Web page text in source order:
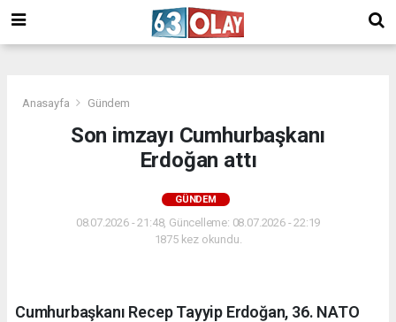
Anasayfa Gündem
Son imzayı Cumhurbaşkanı
Erdoğan attı
GÜNDEM
08.07.2026 - 21:48, Güncelleme: 08.07.2026 - 22:19
1875 kez okundu.
Cumhurbaşkanı Recep Tayyip Erdoğan, 36. NATO